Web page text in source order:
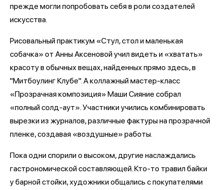
прежде могли попробовать себя в роли создателей
искусства.
Рисовальный практикум «Стул, стол и маленькая
собачка» от Анны Аксеновой учил видеть и «хватать»
красоту в обычных вещах, найденных прямо здесь, в
"Митбоулинг Клубе". А коллажный мастер-класс
«Прозрачная композиция» Маши Сияние собрал
«полный солд-аут». Участники учились комбинировать
вырезки из журналов, различные фактуры на прозрачной
пленке, создавая «воздушные» работы.
Пока одни спорили о высоком, другие наслаждались
гастрономической составляющей. Кто-то травил байки
у барной стойки, художники общались с покупателями